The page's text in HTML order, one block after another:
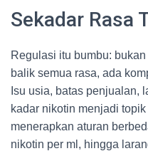
Sekadar Rasa
Regulasi itu bumbu:
balik semua rasa, ada
Isu usia, batas penjualan,
kadar nikotin menjadi
menerapkan aturan
nikotin per ml, hingga